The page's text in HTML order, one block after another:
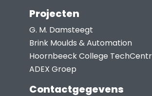
Projecten
G. M. Damsteegt
Brink Moulds & Automation
Hoornbeeck College
ADEX Groep
Contactgegevens